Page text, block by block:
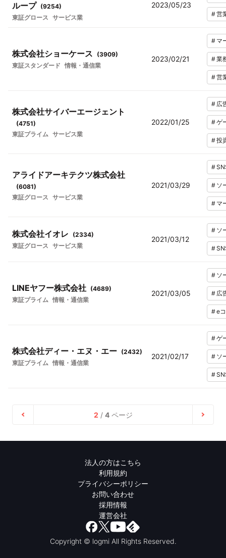
ループ (9254)
東証グロース サービス業
2023/05/23
#営
株式会社ショーケース (3909)
東証スタンダード 情報・通信業
2023/02/21
# マ
#業
#営
株式会社サイバーエージェント
(4751)
東証プライム サービス業
2022/01/25
# 広
#ゲ
#投
アライドアーキテクツ株式会社
(6081)
東証グロース サービス業
2021/03/29
#
# ソ
# マ
株式会社イオレ (2334)
東証グロース サービス業
2021/03/12
# ソ
#
LINEヤフー株式会社 (4689)
東証プライム 情報・通信業
2021/03/05
# ソ
# 広
#e
株式会社ディー・エヌ・エー (2432)
東証プライム 情報・通信業
2021/02/17
#ゲ
# ソ
#
2 / 4ページ
法人の方はこちら
利用規約
プライバシーポリシー
お問い合わせ
採用情報
運営会社
Copyright © logmi All Rights Reserved.